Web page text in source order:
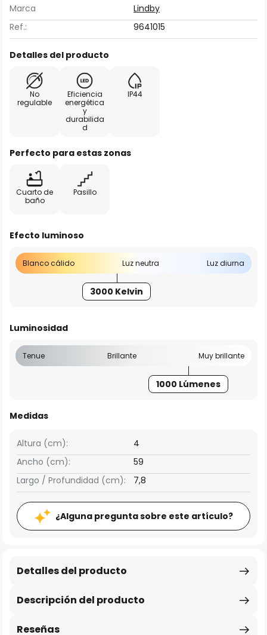
Marca
Lindby
Ref.:
9641015
Detalles del producto
No
regulable
Eficiencia
energética
y
durabilida
d
IP44
Perfecto para estas zonas
Cuarto de
baño
Pasillo
Efecto luminoso
Blanco cálido Luz neutra Luz diurna
3000 Kelvin
Luminosidad
Tenue Brillante Muy brillante
1000 Lúmenes
Medidas
Ancho (cm): 59
Altura (cm): 4
Largo / Profundidad (cm): 7,8
¿Alguna pregunta sobre este artículo?
Descripción del producto
Detalles del producto
Reseñas